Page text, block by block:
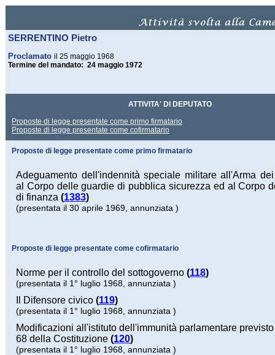
SERRENTINO Pietro
Proclamato il 25 maggio 1968
Termine del mandato: 24 maggio 1972
ATTIVITA' DI DEPUTATO
Proposte di legge presentate come primo firmatario
Proposte di legge presentate come cofirmatario
Proposte di legge presentate come primo firmatario
Adeguamento dell'indennità speciale militare all'Arma
al Corpo delle guardie di pubblica sicurezza ed al Corpo
di finanza (1383)
(presentata il 30 aprile 1969, annunziata )
Proposte di legge presentate come cofirmatario
Norme per il controllo del sottogoverno (118)
(presentata il 1° luglio 1968, annunziata )
Il Difensore civico (119)
(presentata il 1° luglio 1968, annunziata )
Modificazioni all'istituto dell'immunità parlamentare
68 della Costituzione (120)
(presentata il 1° luglio 1968, annunziata )